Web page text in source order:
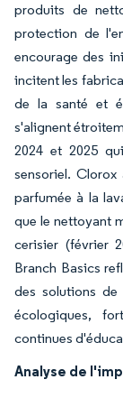
produits de
protection de
encourage des
incitent les
de la santé et
s'alignent
2024 et 2025
sensoriel.
parfumée à la
que le nettoyant
cerisier (février
Branch Basics
des solutions de
écologiques,
continues
Analyse de